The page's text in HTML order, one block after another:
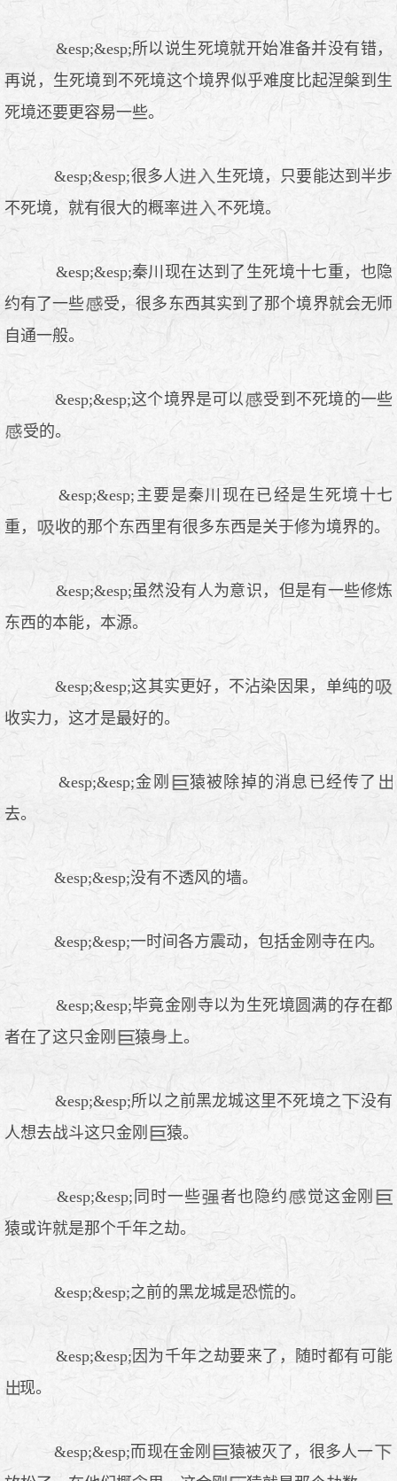
&esp;&esp;所以说生死境就开始准备并没有错，
再说，生死境到不死境这个境界似乎难度比起涅槃到生
死境还要更容易一些。
&esp;&esp;很多人
生死境，只要能达到半步
不死境，就有很大的概率
不死境。
&esp;&esp;秦川现在达到了生死境十七重，也隐
约有了一些
受，很多东西其实到了那个境界就会无师
自通一般。
&esp;&esp;这个境界是可以
受到不死境的一些
受的。
&esp;&esp;主要是秦川现在已经是生死境十七
重，
收的那个东西里有很多东西是关于修为境界的。
&esp;&esp;虽然没有人为意识，但是有一些修炼
东西的本能，本源。
&esp;&esp;这其实更好，不沾染因果，单纯的
收实力，这才是最好的。
&esp;&esp;金刚
猿被除掉的消息已经传了
去。
&esp;&esp;没有不透风的墙。
&esp;&esp;一时间各方震动，包括金刚寺在 。
&esp;&esp;毕竟金刚寺以为生死境圆满的存在都
者在了这只金刚
猿 上。
&esp;&esp;所以之前黑龙城这里不死境之
没有
人想去战斗这只金刚
猿。
&esp;&esp;同时一些 者也隐约
觉这金刚
猿或许就是那个千年之劫。
&esp;&esp;之前的黑龙城是恐慌的。
&esp;&esp;因为千年之劫要来了，随时都有可能
现。
&esp;&esp;而现在金刚
猿被灭了，很多人一